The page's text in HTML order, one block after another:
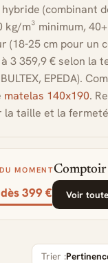
(combinant
kg/m³ minimum,
(18-25 cm pour un
3 359,9 € selon la
EPEDA).
matelas 140x190.
la taille et la
MOMENTComptoir
399 € Voir
Trier :